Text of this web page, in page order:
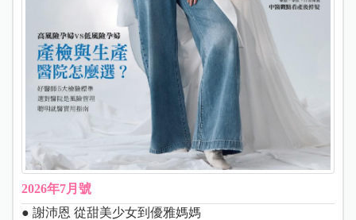
2026年7月號
● 謝沛恩 從甜美少女到優雅媽媽